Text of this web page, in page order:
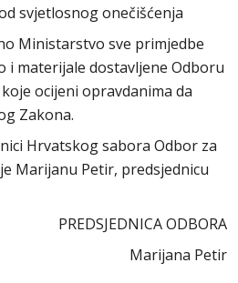
svjetlosnog onečišćenja
Ministarstvo sve primjedbe
i materijale dostavljene Odboru
ocijeni opravdanima da
Zakona.
Hrvatskog sabora Odbor za
Marijanu Petir, predsjednicu
PREDSJEDNICA ODBORA
Marijana Petir